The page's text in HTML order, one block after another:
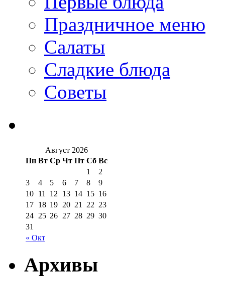
Праздничное меню
Салаты
Сладкие блюда
Советы
Август 2026
Пн Вт Ср Чт Пт Сб Вс
« Окт
1
2
3
4 5 6 7 8
9
10 11 12 13 14 15 16
17 18 19 20 21 22 23
24 25 26 27 28 29 30
31
Архивы